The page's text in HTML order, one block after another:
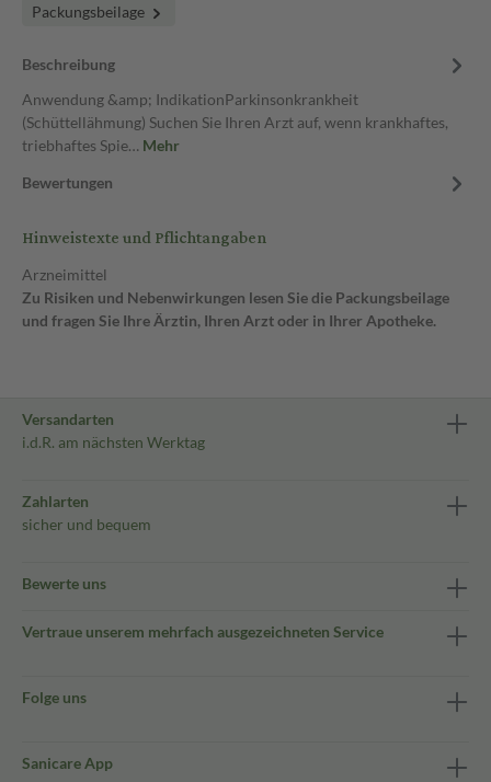
Packungsbeilage
Beschreibung
Anwendung &amp; IndikationParkinsonkrankheit
(Schüttellähmung) Suchen Sie Ihren Arzt auf, wenn krankhaftes,
triebhaftes Spie… Mehr
Bewertungen
Hinweistexte und Pflichtangaben
Arzneimittel
Zu Risiken und Nebenwirkungen lesen Sie die Packungsbeilage
und fragen Sie Ihre Ärztin, Ihren Arzt oder in Ihrer Apotheke.
Versandarten
i.d.R. am nächsten Werktag
Zahlarten
sicher und bequem
Bewerte uns
Vertraue unserem mehrfach ausgezeichneten Service
Folge uns
Sanicare App